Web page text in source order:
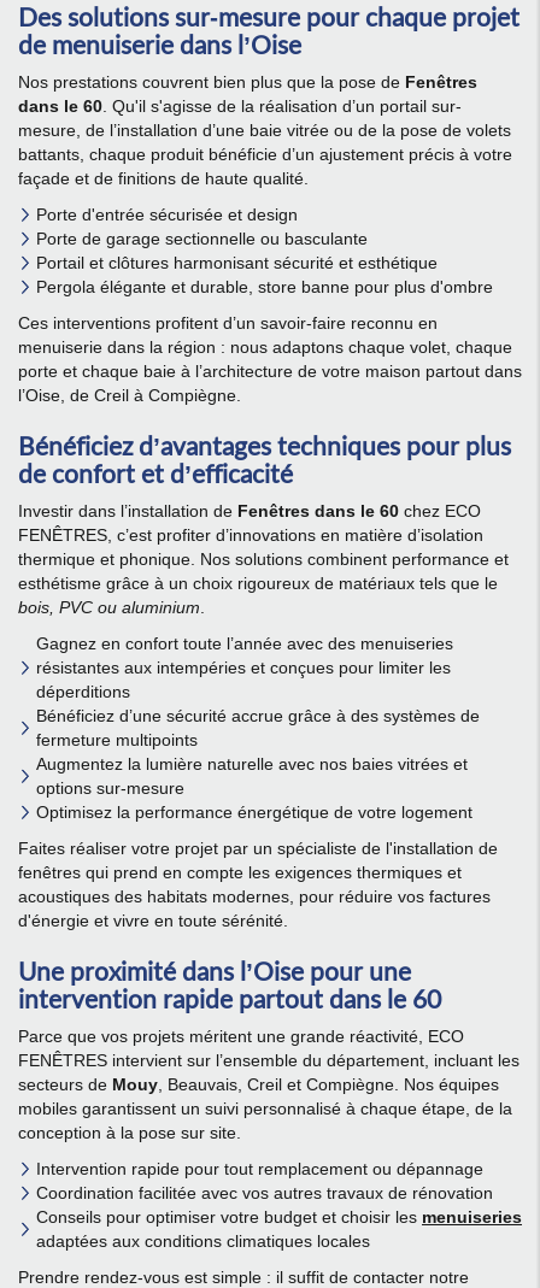
Des solutions sur-mesure pour chaque projet
de menuiserie dans l’Oise
Nos prestations couvrent bien plus que la pose de Fenêtres
dans le 60 . Qu'il s'agisse de la réalisation d’un portail sur-
mesure, de l’installation d’une baie vitrée ou de la pose de volets
battants, chaque produit bénéficie d’un ajustement précis à votre
façade et de finitions de haute qualité.
Porte d'entrée sécurisée et design
Porte de garage sectionnelle ou basculante
Portail et clôtures harmonisant sécurité et esthétique
Pergola élégante et durable, store banne pour plus d'ombre
Ces interventions profitent d’un savoir-faire reconnu en
menuiserie dans la région : nous adaptons chaque volet, chaque
porte et chaque baie à l’architecture de votre maison partout dans
l’Oise, de Creil à Compiègne.
Bénéficiez d’avantages techniques pour plus
de confort et d’efficacité
Investir dans l’installation de Fenêtres dans le 60 chez ECO
FENÊTRES, c’est profiter d’innovations en matière d’isolation
thermique et phonique. Nos solutions combinent performance et
esthétisme grâce à un choix rigoureux de matériaux tels que le
bois, PVC ou aluminium
Gagnez en confort toute l’année avec des menuiseries
résistantes aux intempéries et conçues pour limiter les
déperditions
Bénéficiez d’une sécurité accrue grâce à des systèmes de
fermeture multipoints
Augmentez la lumière naturelle avec nos baies vitrées et
options sur-mesure
Optimisez la performance énergétique de votre logement
Faites réaliser votre projet par un spécialiste de l'installation de
fenêtres qui prend en compte les exigences thermiques et
acoustiques des habitats modernes, pour réduire vos factures
d'énergie et vivre en toute sérénité.
Une proximité dans l’Oise pour une
intervention rapide partout dans le 60
Parce que vos projets méritent une grande réactivité, ECO
FENÊTRES intervient sur l’ensemble du département, incluant les
secteurs de Mouy , Beauvais, Creil et Compiègne. Nos équipes
mobiles garantissent un suivi personnalisé à chaque étape, de la
conception à la pose sur site.
Intervention rapide pour tout remplacement ou dépannage
Coordination facilitée avec vos autres travaux de rénovation
Conseils pour optimiser votre budget et choisir les menuiseries
adaptées aux conditions climatiques locales
Prendre rendez-vous est simple : il suffit de contacter notre